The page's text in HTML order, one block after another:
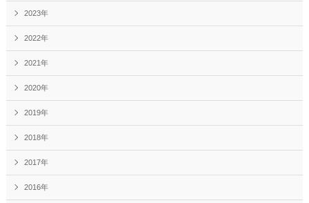
2023年
2022年
2021年
2020年
2019年
2018年
2017年
2016年